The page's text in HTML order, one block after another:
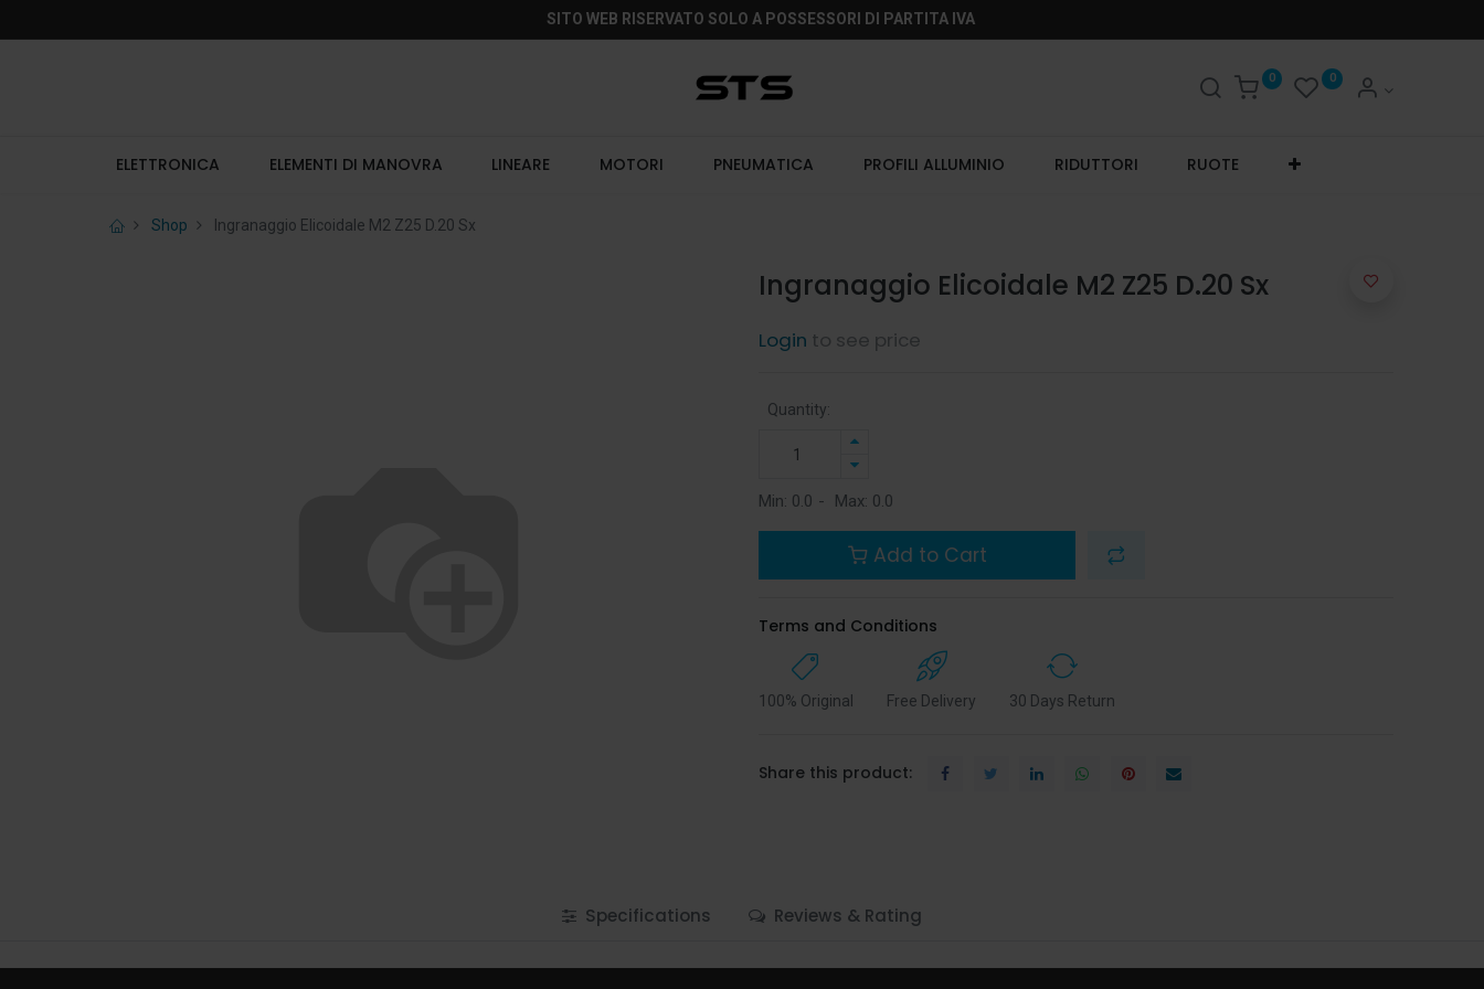
SITO WEB RISERVATO SOLO A POSSESSORI DI PARTITA IVA
0 0
ELETTRONICA ELEMENTI DI MANOVRA LINEARE MOTORI PNEUMATICA PROFILI ALLUMINIO RIDUTTORI RUOTE
Shop Ingranaggio Elicoidale M2 Z25 D.20 Sx
Ingranaggio Elicoidale M2 Z25 D.20 Sx
Login to see price
Quantity:
Min: 0.0 - Max: 0.0
Add to Cart
Terms and Conditions
100% Original Free Delivery 30 Days Return
Share this product:
Specifications Reviews & Rating